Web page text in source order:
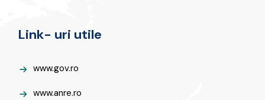
Link- uri utile
www.gov.ro
www.anre.ro